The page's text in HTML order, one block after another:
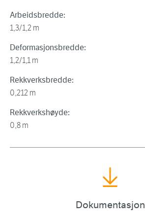
Arbeidsbredde:
1,3/1,2 m
Deformasjonsbredde:
1,2/1,1 m
Rekkverksbredde:
0,212 m
Rekkverkshøyde:
0,8 m
Dokumentasjon